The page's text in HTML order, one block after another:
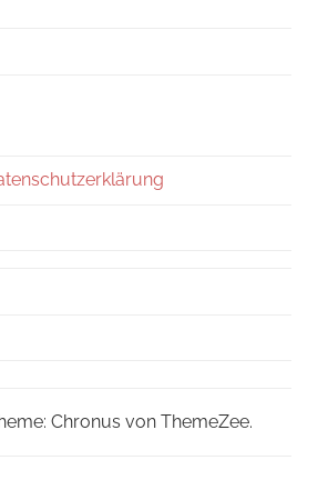
Chronus von ThemeZee.